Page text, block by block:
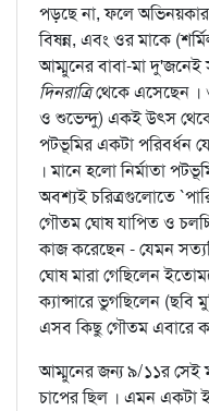
পড়ছে না, ফলে
বিষন্ন, এবং ওর মাকে
আম্মুনের বাবা-মা দু'জনেই
দিনরাত্রিথেকে এসেছেন ।
ও শুভেন্দু) একই উত্স
পটভূমির একটা পরিবর্ধন
। মানে হলো নির্মাতা
অবশ্যই চরিত্রগুলোতে
গৌতম ঘোষ যাপিত ও
কাজ করেছেন - যেমন
ঘোষ মারা গেছিলেন
ক্যান্সারে ভুগছিলেন (ছবি
এসব কিছু গৌতম এবারে
আম্মুনের জন্য ৯/১১র সেই
চাপের ছিল । এমন একটা